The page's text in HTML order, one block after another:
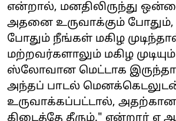
என்றால், மனதிலிருந்து
அதனை உருவாக்கும் போதும்,
போதும் நீங்கள் மகிழ
மற்றவர்களாலும் மகிழ
ஸ்லோவான மெட்டாக
அந்தப் பாடல்
உருவாக்கப்பட்டால்,